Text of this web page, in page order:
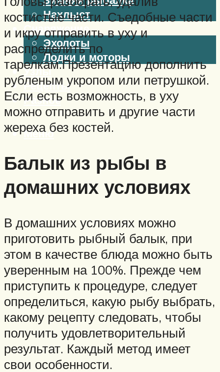
Нахлыст
Снаряжение
Эхолоты
Лодки и моторы
Узлы
Рецепты
Разное
Меню
костистые части. Съедобные части
и икру отправить в уху и
распределить по
тарелкам.Презентацию дополнить
рубленым укропом или петрушкой.
Если есть возможность, в уху
можно отправить и другие части
жереха без костей.
Балык из рыбы в
домашних условиях
В домашних условиях можно
приготовить рыбный балык, при
этом в качестве блюда можно быть
уверенным на 100%. Прежде чем
приступить к процедуре, следует
определиться, какую рыбу выбрать,
какому рецепту следовать, чтобы
получить удовлетворительный
результат. Каждый метод имеет
свои особенности.